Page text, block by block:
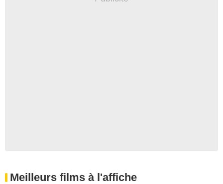
Meilleurs films à l'affiche